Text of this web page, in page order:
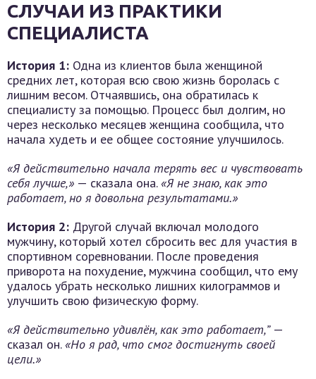
СЛУЧАИ ИЗ ПРАКТИКИ
СПЕЦИАЛИСТА
История 1: Одна из клиентов была женщиной
средних лет, которая всю свою жизнь боролась с
лишним весом. Отчаявшись, она обратилась к
специалисту за помощью. Процесс был долгим, но
через несколько месяцев женщина сообщила, что
начала худеть и ее общее состояние улучшилось.
«Я действительно начала терять вес и чувствовать
себя лучше,» — сказала она.«Я не знаю, как это
работает, но я довольна результатами.»
История 2: Другой случай включал молодого
мужчину, который хотел сбросить вес для участия в
спортивном соревновании. После проведения
приворота на похудение, мужчина сообщил, что ему
удалось убрать несколько лишних килограммов и
улучшить свою физическую форму.
«Я действительно удивлён, как это работает,”—
сказал он.«Но я рад, что смог достигнуть своей
цели.»